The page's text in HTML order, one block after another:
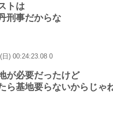
トは
刑事だからな
日) 00:24:23.08 0
が必要だったけど
ら基地要らないからじゃ